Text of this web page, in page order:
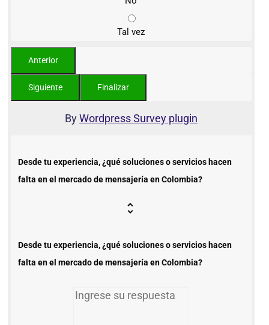
Tal vez
ByWordpress Survey plugin
Desde tu experiencia, ¿qué soluciones o servicios hacen
falta en el mercado de mensajería en Colombia?
Desde tu experiencia, ¿qué soluciones o servicios hacen
falta en el mercado de mensajería en Colombia?